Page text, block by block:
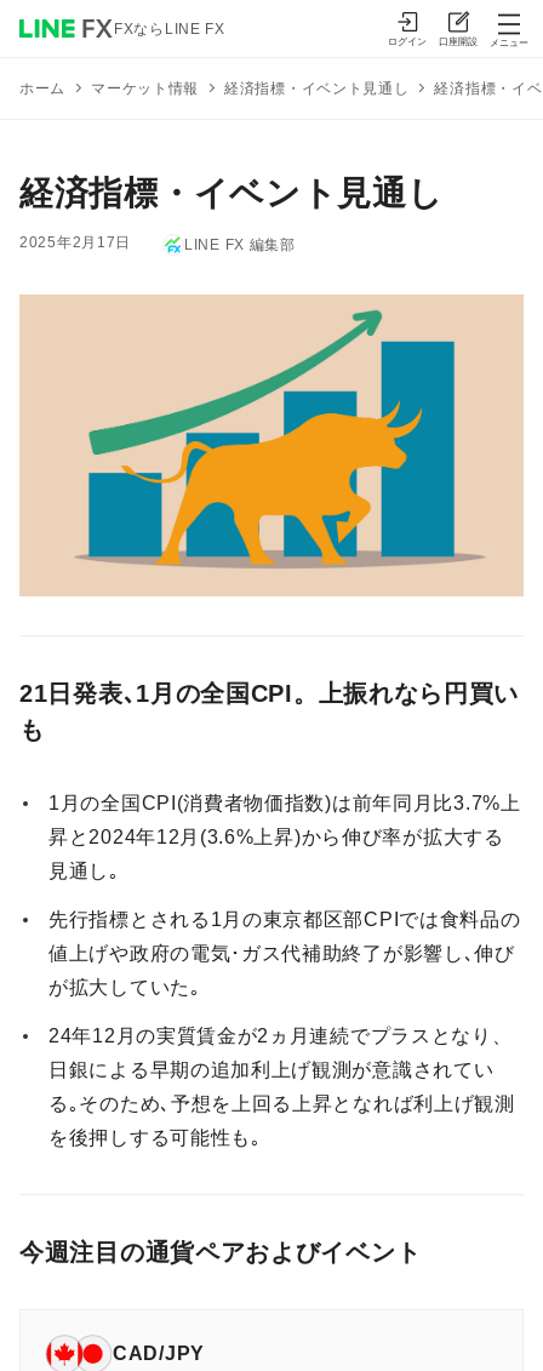
ホーム マーケット情報 経済指標・イベント見通し 経済指標・イ
経済指標・イベント見通し
2025年2月17日 LINE FX 編集部
21日発表､1月の全国CPI。 上振れなら円買い
も
1月の全国CPI(消費者物価指数)は前年同月比3.7%上
昇と2024年12月(3.6%上昇)から伸び率が拡大する
見通し｡
先行指標とされる1月の東京都区部CPIでは食料品の
値上げや政府の電気･ガス代補助終了が影響し､伸び
が拡大していた｡
24年12月の実質賃金が2ヵ月連続でプラスとなり、
日銀による早期の追加利上げ観測が意識されてい
る｡そのため､予想を上回る上昇となれば利上げ観測
を後押しする可能性も｡
今週注目の通貨ペアおよびイベント
CAD/JPY
FXならLINE FX
ログイン 口座開設 メニュー